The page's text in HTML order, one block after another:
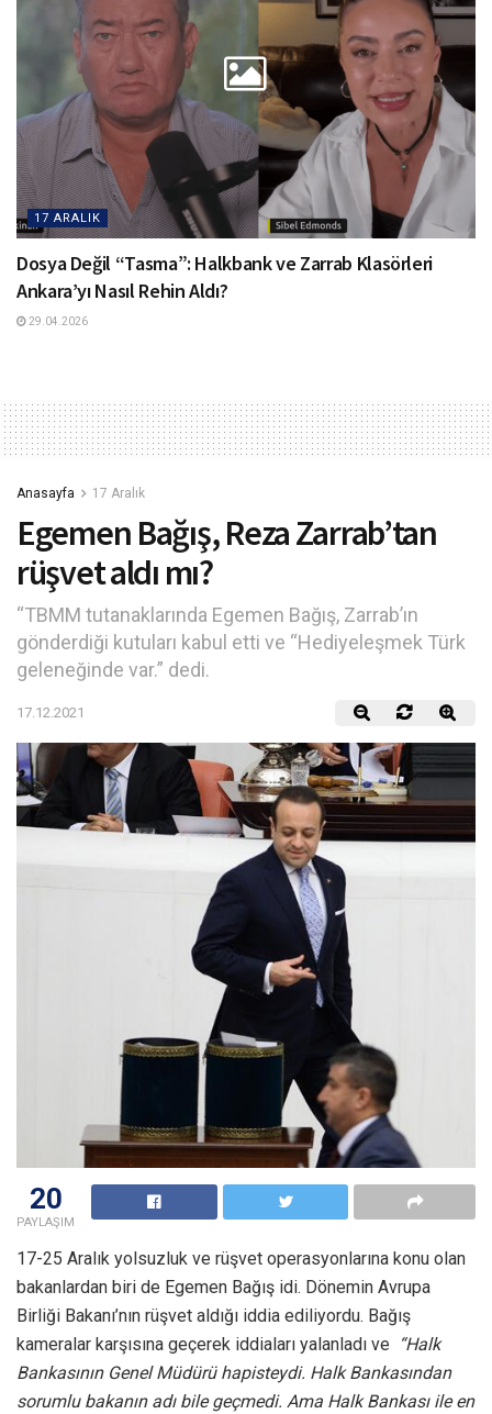
17 ARALIK
Dosya Değil “Tasma”: Halkbank ve Zarrab Klasörleri
Ankara’yı Nasıl Rehin Aldı?
29.04.2026
Anasayfa 17 Aralık
Egemen Bağış, Reza Zarrab’tan
rüşvet aldı mı?
“TBMM tutanaklarında Egemen Bağış, Zarrab’ın
gönderdiği kutuları kabul etti ve “Hediyeleşmek Türk
geleneğinde var.” dedi.
17.12.2021
20
PAYLAŞIM
17-25 Aralık yolsuzluk ve rüşvet operasyonlarına konu olan
bakanlardan biri de Egemen Bağış idi. Dönemin Avrupa
Birliği Bakanı’nın rüşvet aldığı iddia ediliyordu. Bağış
kameralar karşısına geçerek iddiaları yalanladı ve
“Halk
Bankasının Genel Müdürü hapisteydi. Halk Bankasından
sorumlu bakanın adı bile geçmedi. Ama Halk Bankası ile en